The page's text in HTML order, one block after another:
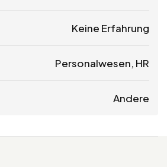
Keine Erfahrung
Personalwesen, HR
Andere